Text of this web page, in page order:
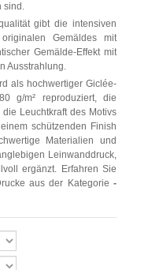
sind.
gibt die intensiven
Gemäldes mit
Gemälde-Effekt mit
Ausstrahlung.
als hochwertiger Giclée-
g/m² reproduziert, die
Leuchtkraft des Motivs
schützenden Finish
Materialien und
Leinwanddruck,
ergänzt. Erfahren Sie
aus der Kategorie -